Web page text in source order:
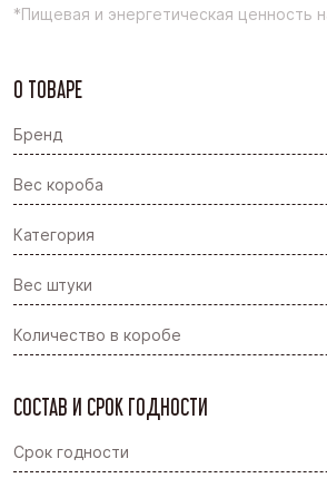
*Пищевая и энергетическая ценность
О ТОВАРЕ
Бренд
Вес короба
Категория
Вес штуки
Количество в коробе
СОСТАВ И СРОК ГОДНОСТИ
Срок годности